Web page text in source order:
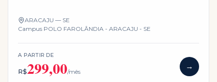
ARACAJU — SE
Campus POLO FAROLÂNDIA - ARACAJU - SE
A PARTIR DE
R$299,00/mês
→